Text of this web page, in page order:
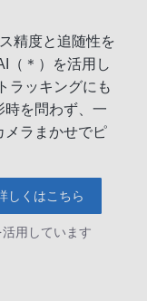
精度と追随性を
（＊）を活用し
ラッキングにも
時を問わず、一
メラまかせでピ
しくはこちら
用しています